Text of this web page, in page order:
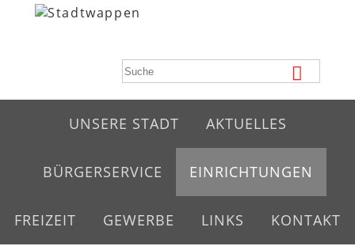
UNSERE STADT AKTUELLES
BÜRGERSERVICE EINRICHTUNGEN
FREIZEIT GEWERBE LINKS KONTAKT